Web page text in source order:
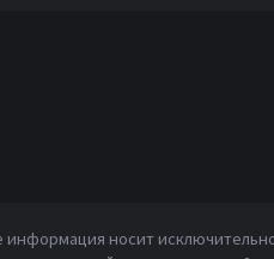
носит